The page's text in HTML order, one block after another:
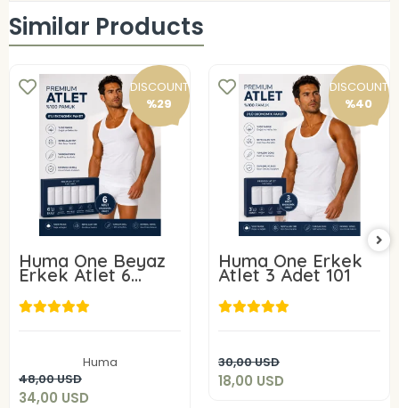
Similar Products
DISCOUNT
%29
Huma One Beyaz
Erkek Atlet 6
ADET 101-
Huma
48,00 USD
34,00 USD
Add to cart
DISCOUNT
%40
Huma One Erkek
Atlet 3 Adet 101
30,00 USD
18,00 USD
18,00 USD